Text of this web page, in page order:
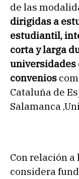
de las
dirigidas a
estudiantil,
corta y larga
universidades
convenios
Cataluña de
Salamanca
Con relación
considera